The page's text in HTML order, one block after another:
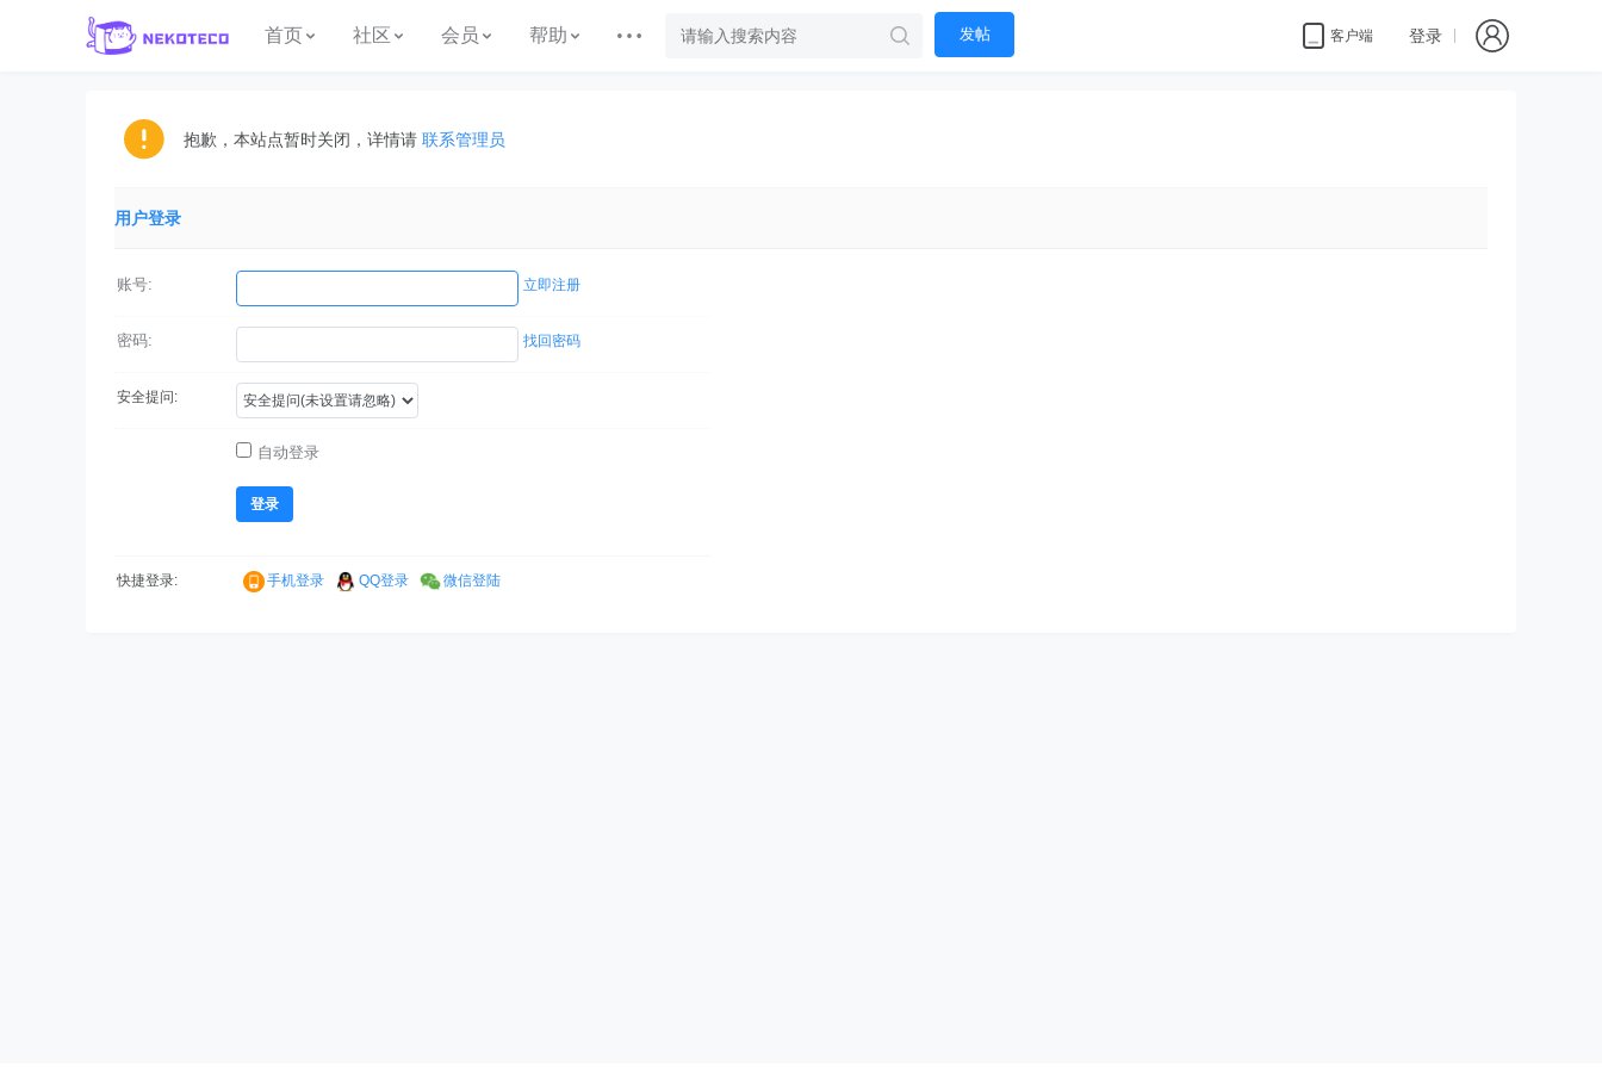
首页 社区 会员 帮助 发帖 客户端 登录
抱歉，本站点暂时关闭，详情请 联系管理员
用户登录
账号: 立即注册
密码: 找回密码
安全提问:
自动登录
登录
快捷登录: 手机登录 QQ登录 微信登陆